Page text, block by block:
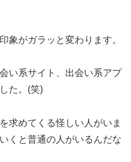
象がガラッと変わります。
い系サイト、出会い系アプ
た。(笑)
求めてくる怪しい人がいま
くと普通の人がいるんだな